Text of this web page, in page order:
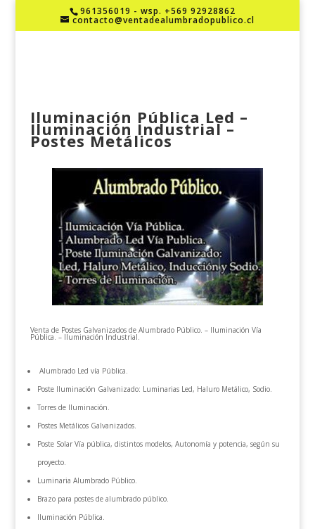
961356019 - wsp. +569 92928862
contacto@ventadealumbradopublico.cl
Iluminación Pública Led –
Iluminación Industrial –
Postes Metálicos
Venta de Postes Galvanizados de Alumbrado Público. – Iluminación Vía
Pública. – Iluminación Industrial.
Alumbrado Led vía Pública.
Poste Iluminación Galvanizado: Luminarias Led, Haluro Metálico, Sodio.
Torres de Iluminación.
Postes Metálicos Galvanizados.
Poste Solar Vía pública, distintos modelos, Autonomía y potencia, según su
proyecto.
Luminaria Alumbrado Público.
Brazo para postes de alumbrado público.
Iluminación Pública.